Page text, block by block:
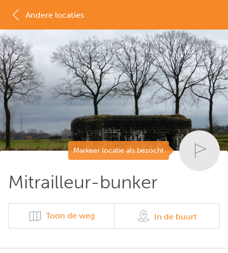
Markeer locatie als bezocht
Mitrailleur-bunker
Toon de weg In de buurt
Andere locaties
MAP LIJST